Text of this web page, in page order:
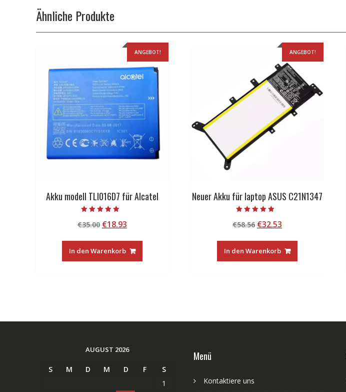
Ähnliche Produkte
ANGEBOT!
Akku modell TLI016D7 für Alcatel
5.00
von 5
€35.00 Ursprünglicher
war:
€35.00
€18.93Aktueller
ist:
€18.93.
In den Warenkorb
ANGEBOT!
Neuer Akku für laptop ASUS C21N1347
4.50
von 5
€58.56 Ursprünglicher
war:
€58.56
€32.53Aktueller
ist:
€32.53.
In den Warenkorb
AUGUST 2026
S M D M D F
S
1
Menü
Kontaktiere uns